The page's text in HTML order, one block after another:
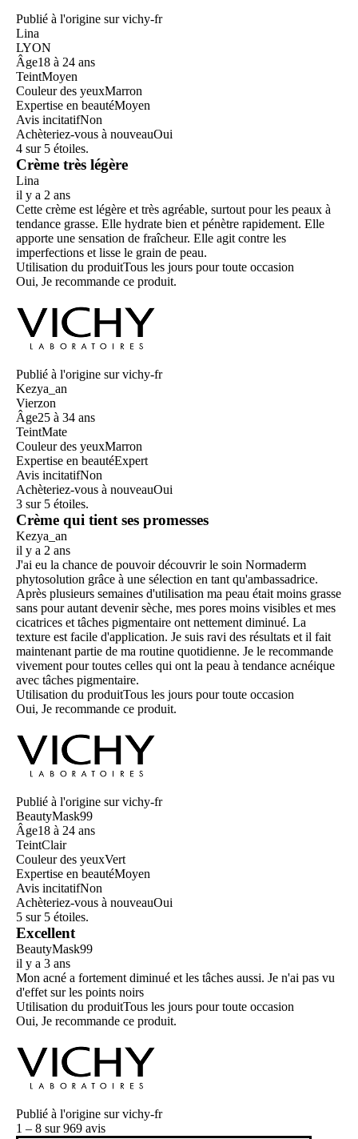
Publié à l'origine sur vichy-fr
Lina
LYON
Âge18 à 24 ans
TeintMoyen
Couleur des yeuxMarron
Expertise en beautéMoyen
Avis incitatifNon
Achèteriez-vous à nouveauOui
4 sur 5 étoiles.
Crème très légère
Lina
il y a 2 ans
Cette crème est légère et très agréable, surtout pour les peaux à
tendance grasse. Elle hydrate bien et pénètre rapidement. Elle
apporte une sensation de fraîcheur. Elle agit contre les
imperfections et lisse le grain de peau.
Utilisation du produitTous les jours pour toute occasion
Oui, Je recommande ce produit.
Publié à l'origine sur vichy-fr
Kezya_an
Vierzon
Âge25 à 34 ans
TeintMate
Couleur des yeuxMarron
Expertise en beautéExpert
Avis incitatifNon
Achèteriez-vous à nouveauOui
3 sur 5 étoiles.
Crème qui tient ses promesses
Kezya_an
il y a 2 ans
J'ai eu la chance de pouvoir découvrir le soin Normaderm
phytosolution grâce à une sélection en tant qu'ambassadrice.
Après plusieurs semaines d'utilisation ma peau était moins grasse
sans pour autant devenir sèche, mes pores moins visibles et mes
cicatrices et tâches pigmentaire ont nettement diminué. La
texture est facile d'application. Je suis ravi des résultats et il fait
maintenant partie de ma routine quotidienne. Je le recommande
vivement pour toutes celles qui ont la peau à tendance acnéique
avec tâches pigmentaire.
Utilisation du produitTous les jours pour toute occasion
Oui, Je recommande ce produit.
Publié à l'origine sur vichy-fr
BeautyMask99
Âge18 à 24 ans
TeintClair
Couleur des yeuxVert
Expertise en beautéMoyen
Avis incitatifNon
Achèteriez-vous à nouveauOui
5 sur 5 étoiles.
Excellent
BeautyMask99
il y a 3 ans
Mon acné a fortement diminué et les tâches aussi. Je n'ai pas vu
d'effet sur les points noirs
Utilisation du produitTous les jours pour toute occasion
Oui, Je recommande ce produit.
Publié à l'origine sur vichy-fr
1 – 8 sur 969 avis